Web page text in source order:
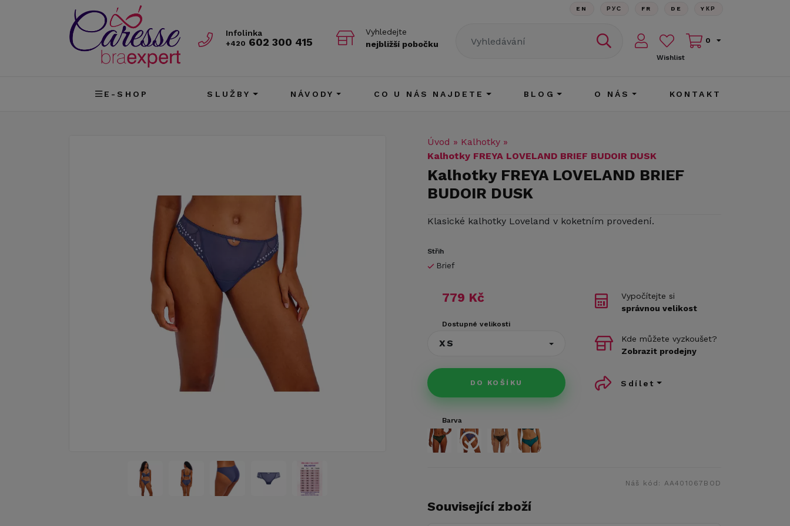
Infolinka
+420 602 300 415
Vyhledejte
nejbližší pobočku
EN РУС FR DE YКР
Wishlist
0
E-SHOP SLUŽBY NÁVODY CO U NÁS NAJDETE BLOG O NÁS KONTAKT
Úvod » Kalhotky »
Kalhotky FREYA LOVELAND BRIEF BUDOIR DUSK
Kalhotky FREYA LOVELAND BRIEF
BUDOIR DUSK
Klasické kalhotky Loveland v koketním provedení.
Střih
Brief
779 Kč
Dostupné velikosti
XS
DO KOŠÍKU
Vypočítejte si
správnou velikost
Kde můžete vyzkoušet?
Zobrazit prodejny
Sdílet
Barva
Náš kód: AA401067BOD
Související zboží